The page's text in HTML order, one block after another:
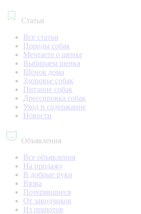
Статьи
Все статьи
Породы собак
Мечтаете о щенке
Выбираем щенка
Щенок дома
Здоровье собак
Питание собак
Дрессировка собак
Уход и содержание
Новости
Объявления
Все объявления
На продажу
В добрые руки
Вязка
Потерявшиеся
От заводчиков
Из приютов